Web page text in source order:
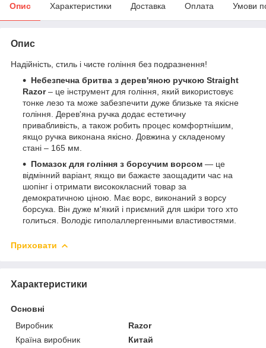
Опис Характеристики Доставка Оплата Умови
Опис
Надійність, стиль і чисте гоління без подразнення!
Небезпечна бритва з дерев'яною ручкою Straight
Razor– це інструмент для гоління, який використовує
тонке лезо та може забезпечити дуже близьке та якісне
гоління. Дерев'яна ручка додає естетичну
привабливість, а також робить процес комфортнішим,
якщо ручка виконана якісно. Довжина у складеному
стані – 165 мм.
Помазок для гоління з борсучим ворсом — це
відмінний варіант, якщо ви бажаєте заощадити час на
шопінг і отримати висококласний товар за
демократичною ціною. Має ворс, виконаний з ворсу
борсука. Він дуже м'який і приємний для шкіри того хто
голиться. Володіє гиполаллергенными властивостями.
Приховати
Характеристики
Основні
Виробник
Razor
Країна виробник
Китай